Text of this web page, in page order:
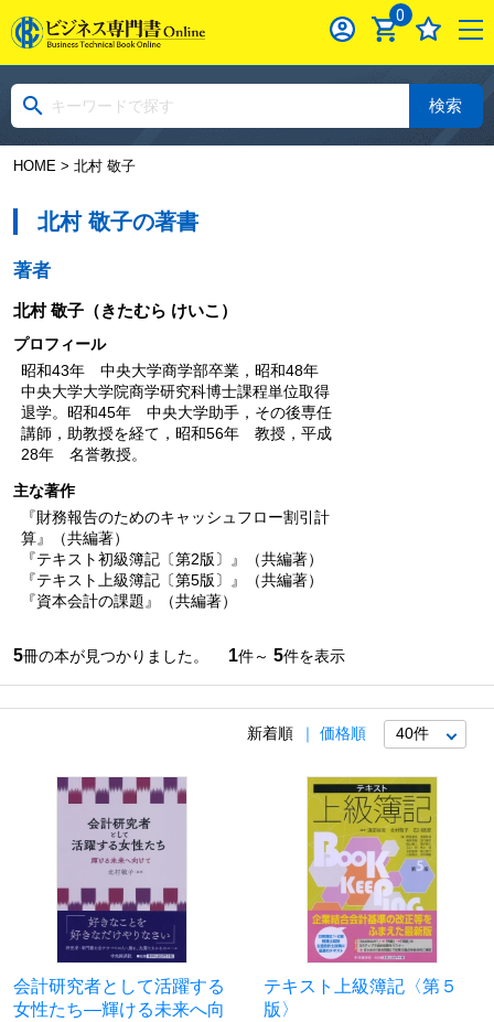
0
検索
HOME> 北村 敬子
北村 敬子の著書
著者
北村 敬子（きたむら けいこ）
プロフィール
昭和43年 中央大学商学部卒業，昭和48年
中央大学大学院商学研究科博士課程単位取得
退学。昭和45年 中央大学助手，その後専任
講師，助教授を経て，昭和56年 教授，平成
28年 名誉教授。
主な著作
『財務報告のためのキャッシュフロー割引計
算』（共編著）
『テキスト初級簿記〔第2版〕』（共編著）
『テキスト上級簿記〔第5版〕』（共編著）
『資本会計の課題』（共編著）
5冊の本が見つかりました。 1件～ 5件を表示
新着順 価格順
会計研究者として活躍する
女性たち―輝ける未来へ向
テキスト上級簿記〈第５
版〉